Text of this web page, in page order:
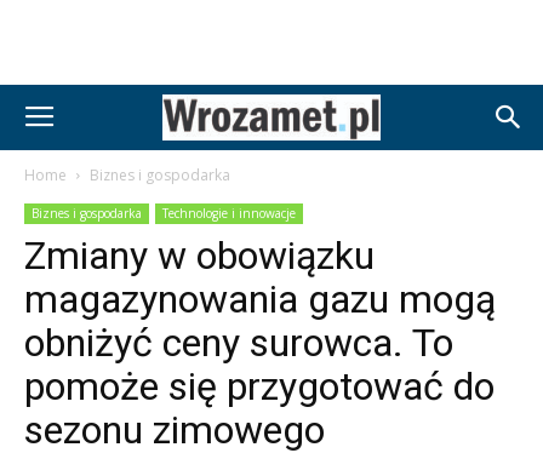
Home Biznes i gospodarka
Biznes i gospodarka Technologie i innowacje
Zmiany w obowiązku
magazynowania gazu mogą
obniżyć ceny surowca. To
pomoże się przygotować do
sezonu zimowego